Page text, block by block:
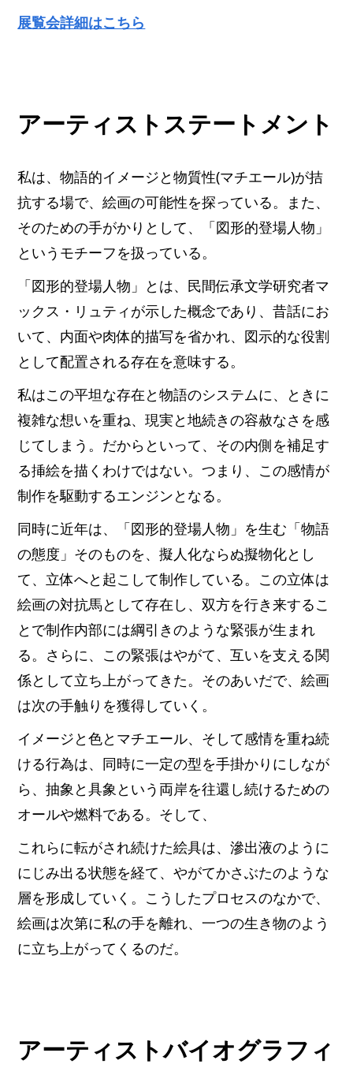
展覧会詳細はこちら
アーティストステートメント
私は、物語的イメージと物質性(マチエール)が拮
抗する場で、絵画の可能性を探っている。また、
そのための手がかりとして、「図形的登場人物」
というモチーフを扱っている。
「図形的登場人物」とは、民間伝承文学研究者マ
ックス・リュティが示した概念であり、昔話にお
いて、内面や肉体的描写を省かれ、図示的な役割
として配置される存在を意味する。
私はこの平坦な存在と物語のシステムに、ときに
複雑な想いを重ね、現実と地続きの容赦なさを感
じてしまう。だからといって、その内側を補足す
る挿絵を描くわけではない。つまり、この感情が
制作を駆動するエンジンとなる。
同時に近年は、「図形的登場人物」を生む「物語
の態度」そのものを、擬人化ならぬ擬物化とし
て、立体へと起こして制作している。この立体は
絵画の対抗馬として存在し、双方を行き来するこ
とで制作内部には綱引きのような緊張が生まれ
る。さらに、この緊張はやがて、互いを支える関
係として立ち上がってきた。そのあいだで、絵画
は次の手触りを獲得していく。
イメージと色とマチエール、そして感情を重ね続
ける行為は、同時に一定の型を手掛かりにしなが
ら、抽象と具象という両岸を往還し続けるための
オールや燃料である。そして、
これらに転がされ続けた絵具は、滲出液のように
にじみ出る状態を経て、やがてかさぶたのような
層を形成していく。こうしたプロセスのなかで、
絵画は次第に私の手を離れ、一つの生き物のよう
に立ち上がってくるのだ。
アーティストバイオグラフィ